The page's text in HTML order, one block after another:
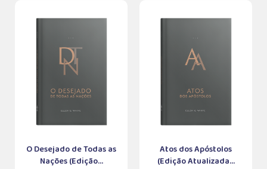
O Desejado de Todas as
Nações (Edição...
Atos dos Apóstolos
(Edição Atualizada...